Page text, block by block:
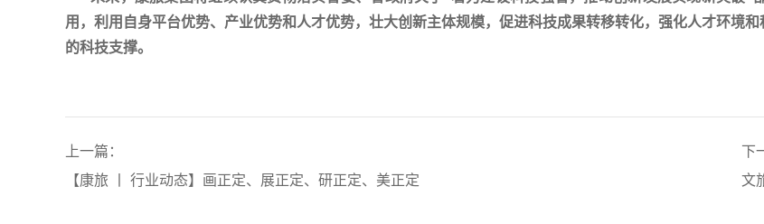
用，利用自身平台优势、产业优势和人才优势，壮大创新主体规模，促进科技成果转移转化，强化人才环境
的科技支撑。
上一篇：
【康旅 丨 行业动态】画正定、展正定、研正定、美正定
下
文